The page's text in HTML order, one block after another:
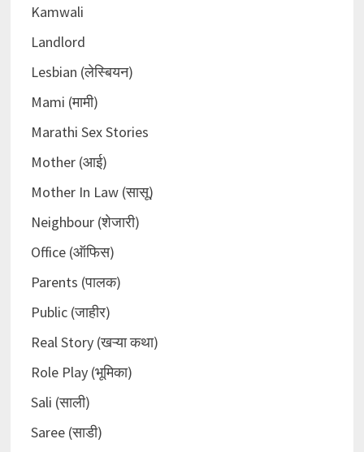
Kamwali
Landlord
Lesbian (लेस्बियन)
Mami (मामी)
Marathi Sex Stories
Mother (आई)
Mother In Law (सासू)
Neighbour (शेजारी)
Office (ऑफिस)
Parents (पालक)
Public (जाहीर)
Real Story (खऱ्या कथा)
Role Play (भूमिका)
Sali (साली)
Saree (साडी)